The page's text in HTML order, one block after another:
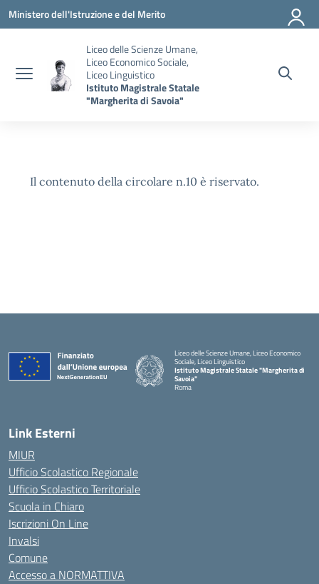
Vai ai contenuti
Vai al menu di navigazione
Vai al footer
Ministero dell'Istruzione e del Merito
Liceo delle Scienze Umane,
Liceo Economico Sociale,
Liceo Linguistico
Istituto Magistrale Statale
"Margherita di Savoia"
Il contenuto della circolare n.10 è riservato.
Liceo delle Scienze Umane, Liceo Economico
Sociale, Liceo Linguistico
Istituto Magistrale Statale "Margherita di
Savoia"
Roma
Link Esterni
MIUR
Ufficio Scolastico Regionale
Ufficio Scolastico Territoriale
Scuola in Chiaro
Iscrizioni On Line
Invalsi
Comune
Accesso a NORMATTIVA